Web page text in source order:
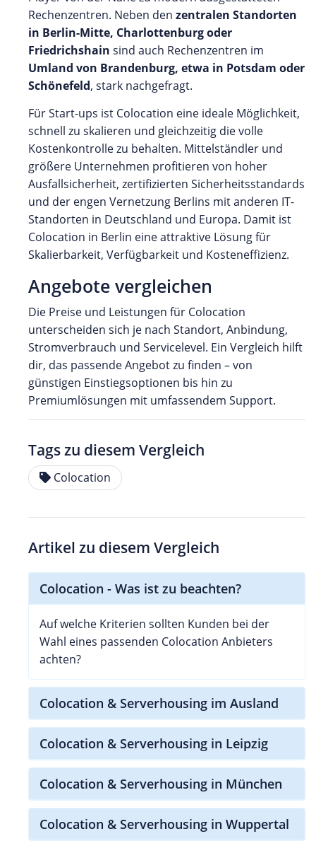
Rechenzentren. Neben den zentralen Standorten
in Berlin-Mitte, Charlottenburg oder
Friedrichshain sind auch Rechenzentren im
Umland von Brandenburg, etwa in Potsdam oder
Schönefeld, stark nachgefragt.
Für Start-ups ist Colocation eine ideale Möglichkeit,
schnell zu skalieren und gleichzeitig die volle
Kostenkontrolle zu behalten. Mittelständler und
größere Unternehmen profitieren von hoher
Ausfallsicherheit, zertifizierten Sicherheitsstandards
und der engen Vernetzung Berlins mit anderen IT-
Standorten in Deutschland und Europa. Damit ist
Colocation in Berlin eine attraktive Lösung für
Skalierbarkeit, Verfügbarkeit und Kosteneffizienz.
Angebote vergleichen
Die Preise und Leistungen für Colocation
unterscheiden sich je nach Standort, Anbindung,
Stromverbrauch und Servicelevel. Ein Vergleich hilft
dir, das passende Angebot zu finden – von
günstigen Einstiegsoptionen bis hin zu
Premiumlösungen mit umfassendem Support.
Tags zu diesem Vergleich
Colocation
Artikel zu diesem Vergleich
Colocation - Was ist zu beachten?
Auf welche Kriterien sollten Kunden bei der
Wahl eines passenden Colocation Anbieters
achten?
Colocation & Serverhousing im Ausland
Colocation & Serverhousing in Leipzig
Colocation & Serverhousing in München
Colocation & Serverhousing in Wuppertal